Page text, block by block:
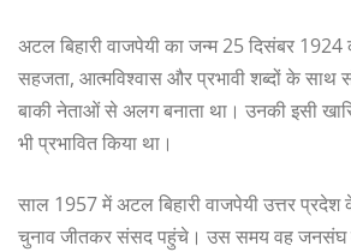
अटल बिहारी वाजपेयी का जन्म 25 दिसंबर
सहजता, आत्मविश्वास और प्रभावी शब्दों के
बाकी नेताओं से अलग बनाता था। उनकी इसी
भी प्रभावित किया था।
साल 1957 में अटल बिहारी वाजपेयी उत्तर
चुनाव जीतकर संसद पहुंचे। उस समय वह जनसंघ